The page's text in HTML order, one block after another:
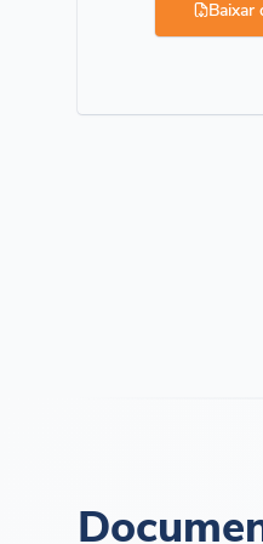
Baixar